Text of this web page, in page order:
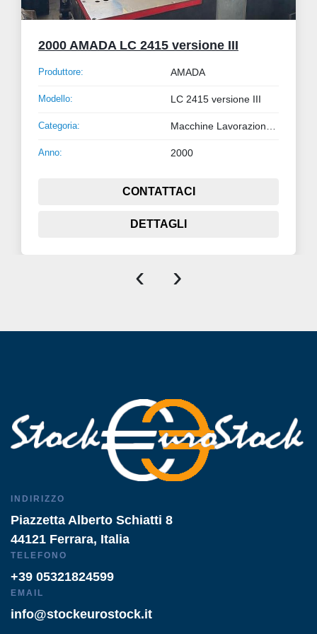
2000 AMADA LC 2415 versione III
Produttore: AMADA
Modello: LC 2415 versione III
Categoria:
Anno: 2000
CONTATTACI
DETTAGLI
‹ ›
INDIRIZZO
Piazzetta Alberto Schiatti 8
44121 Ferrara, Italia
TELEFONO
+39 05321824599
EMAIL
info@stockeurostock.it